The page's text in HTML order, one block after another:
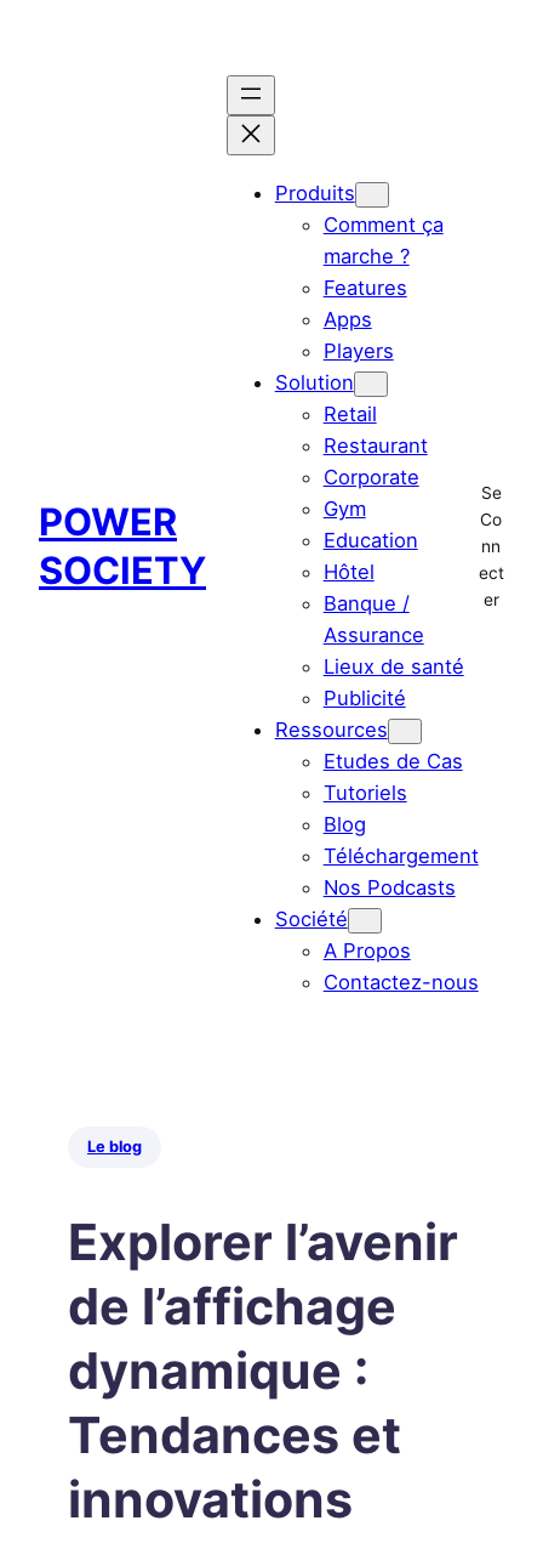
POWER
SOCIETY
Produits
Comment ça
marche ?
Features
Apps
Players
Solution
Retail
Restaurant
Corporate
Gym
Education
Hôtel
Banque /
Assurance
Lieux de santé
Publicité
Ressources
Etudes de Cas
Tutoriels
Blog
Téléchargement
Nos Podcasts
Société
A Propos
Contactez-nous
Se
Co
nn
ect
er
Le blog
Explorer l’avenir
de l’affichage
dynamique :
Tendances et
innovations